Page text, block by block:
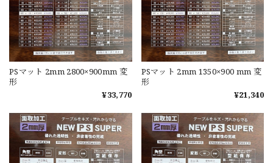
PSマット 2mm 2800×900mm 変
形
¥33,770
PSマット 2mm 1350×900 mm 変
形
¥21,340